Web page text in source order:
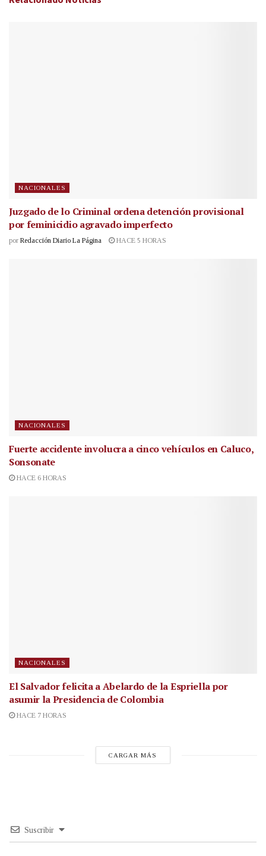
NACIONALES
Juzgado de lo Criminal ordena detención provisional
por feminicidio agravado imperfecto
por Redacción Diario La Página HACE 5 HORAS
NACIONALES
Fuerte accidente involucra a cinco vehículos en Caluco,
Sonsonate
HACE 6 HORAS
NACIONALES
El Salvador felicita a Abelardo de la Espriella por
asumir la Presidencia de Colombia
HACE 7 HORAS
CARGAR MÁS
Suscribir